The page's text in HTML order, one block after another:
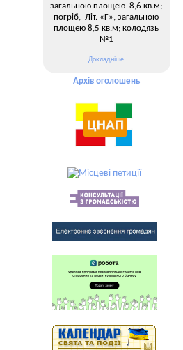
загальною площею 8,6 кв.м;
погріб, Літ. «Г», загальною
площею 8,5 кв.м; колодязь
№1
Докладніше
Архів оголошень